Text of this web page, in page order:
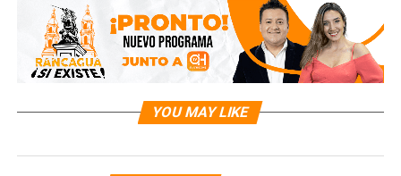
YOU MAY LIKE